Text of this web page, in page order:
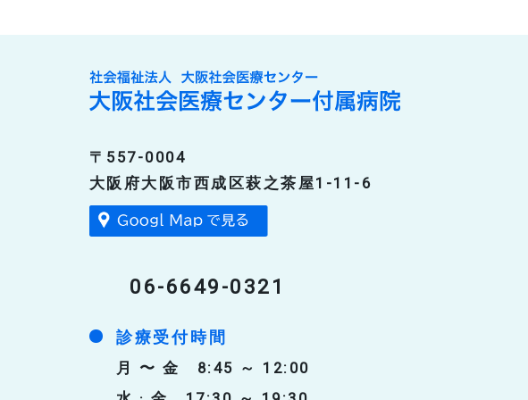
〒557-0004
大阪府大阪市西成区萩之茶屋1-11-6
06-6649-0321
診療受付時間
月 〜 金 8:45 ～ 12:00